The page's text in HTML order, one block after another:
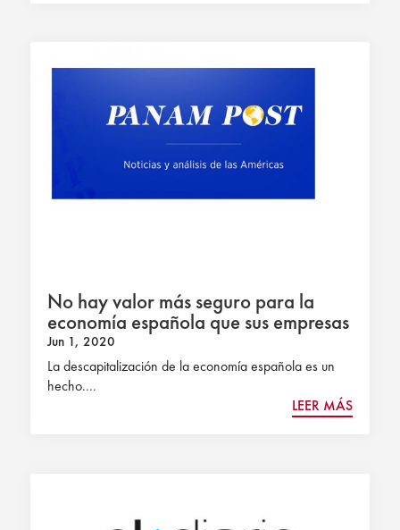
No hay valor más seguro para la
economía española que sus empresas
Jun 1, 2020
La descapitalización de la economía española es un
hecho....
LEER MÁS